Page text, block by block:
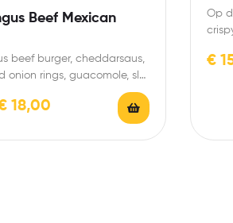
Beef Mexican
beef burger, cheddarsaus,
onion rings, guacomole, sla,
18,00
Op
€